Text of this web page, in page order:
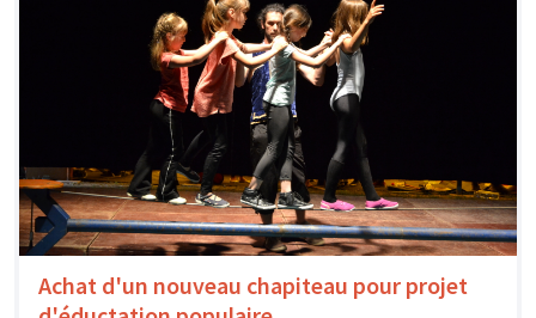
Achat d'un nouveau chapiteau pour projet